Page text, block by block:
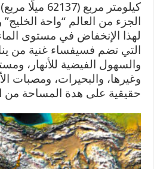
كيلومتر مربع
لهذا الإنخفاض في مستوى
التي تضم فسيفساء غنية من
والسهول الفيضية للأنهار،
وغيرها، والبحيرات، ومصبات
حقيقية على هدة المساحة من